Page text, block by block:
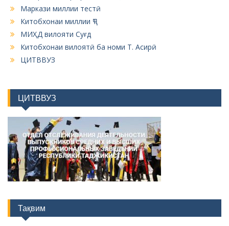
Маркази миллии тестӣ
Китобхонаи миллии ҶТ
МИҲД вилояти Суғд
Китобхонаи вилоятӣ ба номи Т. Асирӣ
ЦИТВВУЗ
ЦИТВВУЗ
Тақвим